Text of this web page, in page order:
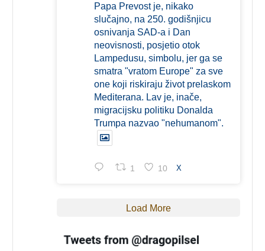
Papa Prevost je, nikako
slučajno, na 250. godišnjicu
osnivanja SAD-a i Dan
neovisnosti, posjetio otok
Lampedusu, simbolu, jer ga se
smatra "vratom Europe" za sve
one koji riskiraju život prelaskom
Mediterana. Lav je, inače,
migracijsku politiku Donalda
Trumpa nazvao "nehumanom".
1 10 X
Load More